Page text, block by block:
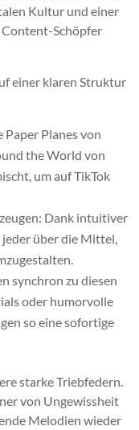
Kultur und einer
Schöpfer
einer klaren Struktur
Paper Planes von
the World von
um auf TikTok
Dank intuitiver
über die Mittel,
synchron zu diesen
oder humorvolle
so eine sofortige
starke Triebfedern.
von Ungewissheit
Melodien wieder